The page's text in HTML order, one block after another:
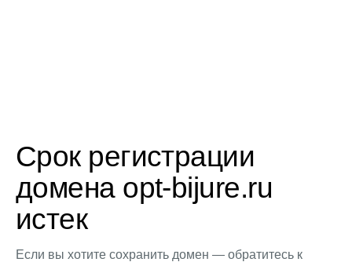
Срок регистрации
домена opt-bijure.ru
истек
Если вы хотите сохранить домен — обратитесь к